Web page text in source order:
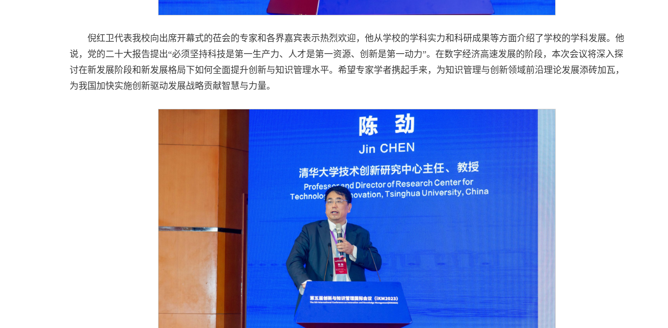
倪红卫代表我校向出席开幕式的莅会的专家和各界嘉宾表示热烈欢迎，他从学校的学科实力和科研成果等方面介绍了学校的学科发展。他
说，党的二十大报告提出“必须坚持科技是第一生产力、人才是第一资源、创新是第一动力”。在数字经济高速发展的阶段，本次会议将深入探
讨在新发展阶段和新发展格局下如何全面提升创新与知识管理水平。希望专家学者携起手来，为知识管理与创新领域前沿理论发展添砖加瓦，
为我国加快实施创新驱动发展战略贡献智慧与力量。